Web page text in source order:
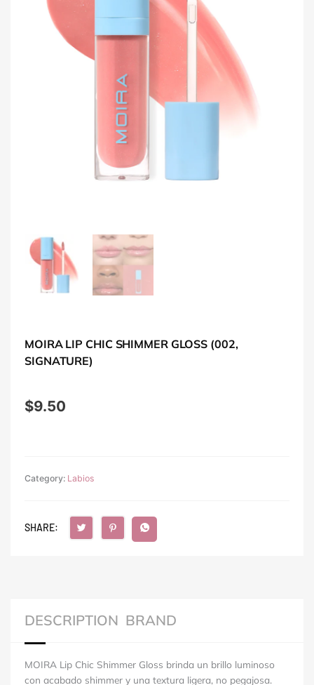
MOIRA LIP CHIC SHIMMER GLOSS (002,
SIGNATURE)
$9.50
Category: Labios
SHARE:
DESCRIPTION BRAND
MOIRA Lip Chic Shimmer Gloss brinda un brillo luminoso
con acabado shimmer y una textura ligera, no pegajosa.